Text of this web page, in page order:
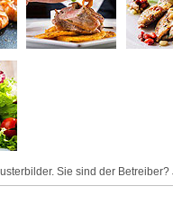
Sie sind der Betreiber?